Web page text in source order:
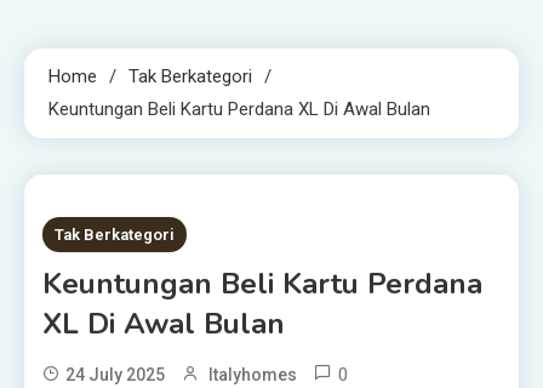
Home
Tak Berkategori
Keuntungan Beli Kartu Perdana XL Di Awal Bulan
1 MIN READ
Tak Berkategori
Keuntungan Beli Kartu Perdana
XL Di Awal Bulan
24 July 2025 Italyhomes 0